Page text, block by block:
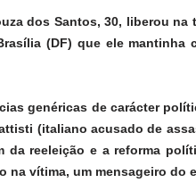
dos Santos, 30, liberou
(DF) que ele
genéricas de carácter
(italiano acusado de
da reeleição e a reforma
na vítima, um mensageiro do